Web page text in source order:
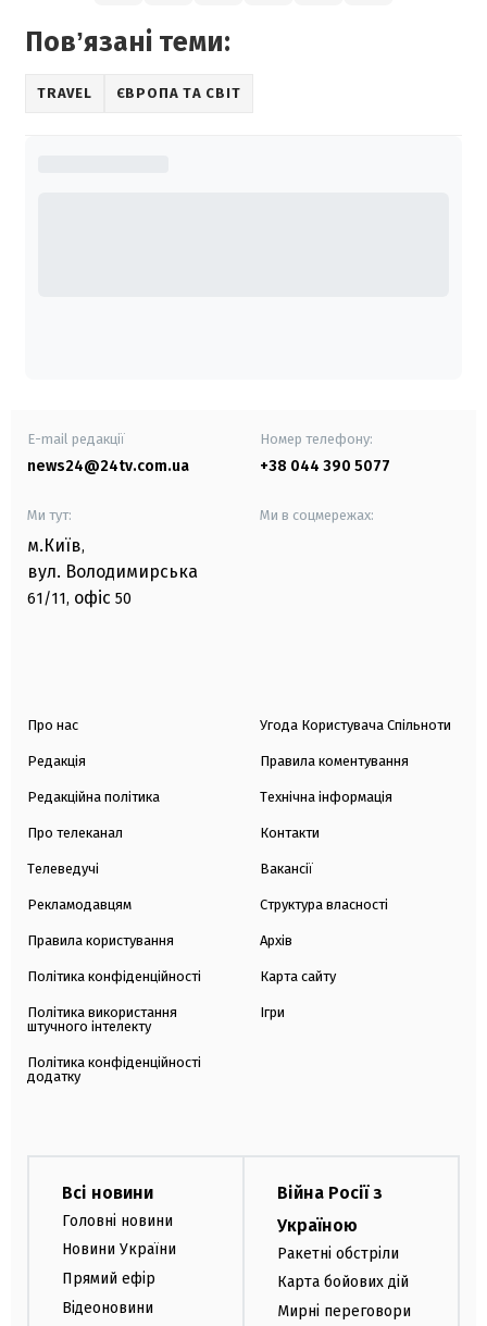
Повʼязані теми:
TRAVEL ЄВРОПА ТА СВІТ
E-mail редакції
news24@24tv.com.ua
Номер телефону:
+38 044 390 5077
Ми тут:
м.Київ,
вул. Володимирська
61/11, офіс 50
Ми в соцмережах:
Про нас
Редакція
Редакційна політика
Про телеканал
Телеведучі
Рекламодавцям
Правила користування
Політика конфіденційності
Політика використання
штучного інтелекту
Політика конфіденційності
додатку
Угода Користувача Спільноти
Правила коментування
Технічна інформація
Контакти
Вакансії
Структура власності
Архів
Карта сайту
Ігри
Всі новини
Головні новини
Новини України
Прямий ефір
Відеоновини
Війна Росії з
Україною
Ракетні обстріли
Карта бойових дій
Мирні переговори